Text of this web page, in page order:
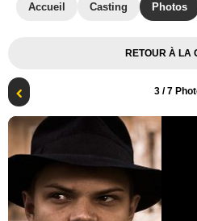
Accueil Casting Photos
RETOUR À LA
3 / 7